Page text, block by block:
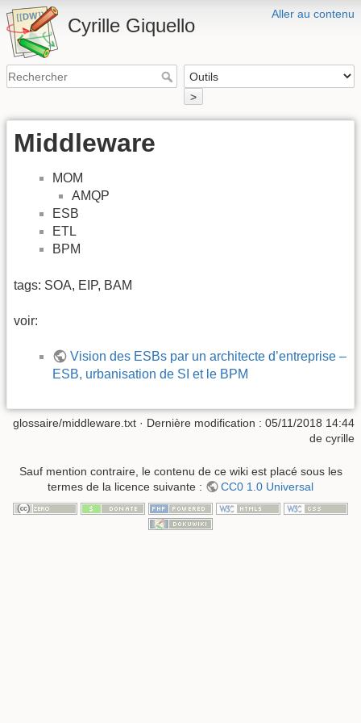
Aller au contenu
Cyrille Giquello
>
Middleware
MOM
AMQP
ESB
ETL
BPM
tags: SOA, EIP, BAM
voir:
Vision des ESBs par un architecte d’entreprise –
ESB, urbanisation de SI et le BPM
glossaire/middleware.txt · Dernière modification : 05/11/2018 14:44
de cyrille
Sauf mention contraire, le contenu de ce wiki est placé sous les
termes de la licence suivante :
CC0 1.0 Universal